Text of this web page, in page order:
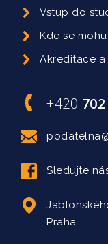
Vstup do
Kde se
Akreditace a
+420
Sledujte
Praha